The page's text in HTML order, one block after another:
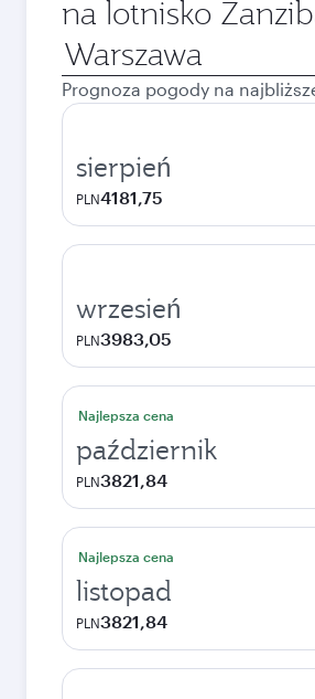
na lotnisko
Miasto
wylotu
Prognoza pogody na
sierpień
PLN4181,75
wrzesień
PLN3983,05
Najlepsza cena
październik
PLN3821,84
Najlepsza cena
listopad
PLN3821,84